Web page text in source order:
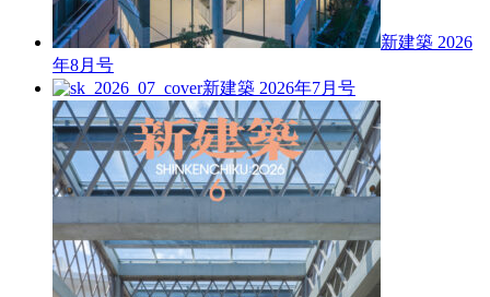
新建築 2026
年8月号
新建築 2026年7月号